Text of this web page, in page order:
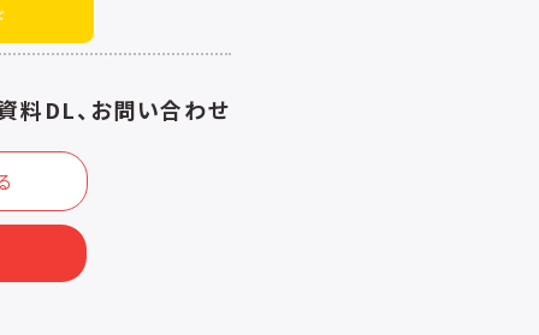
料DL、お問い合わせ